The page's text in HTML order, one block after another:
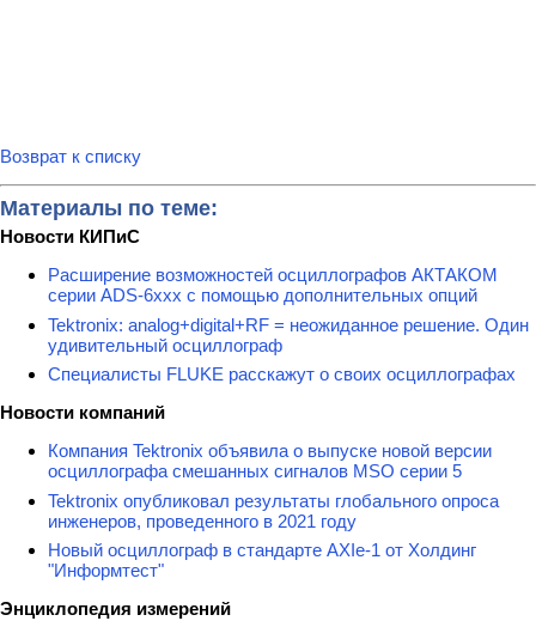
Возврат к списку
Материалы по теме:
Новости КИПиС
Расширение возможностей осциллографов АКТАКОМ
серии ADS-6ххх с помощью дополнительных опций
Tektronix: analog+digital+RF = неожиданное решение. Один
удивительный осциллограф
Специалисты FLUKE расскажут о своих осциллографах
Новости компаний
Компания Tektronix объявила о выпуске новой версии
осциллографа смешанных сигналов MSO серии 5
Tektronix опубликовал результаты глобального опроса
инженеров, проведенного в 2021 году
Новый осциллограф в стандарте AXIe-1 от Холдинг
"Информтест"
Энциклопедия измерений